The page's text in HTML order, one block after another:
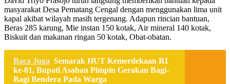
masyarakat Desa Pematang Cengal dengan menggunakan lima unit
kapal akibat wilayah masih tergenang. Adapun rincian bantuan,
Beras 285 karung, Mie instan 150 kotak, Air mineral 140 kotak,
Biskuit dan makanan ringan 50 kotak, Obat-obatan.
Baca Juga Semarak HUT Kemerdekaan RI
ke-81, Bupati Asahan Pimpin Gerakan Bagi-
Bagi Bendera Pada Warga